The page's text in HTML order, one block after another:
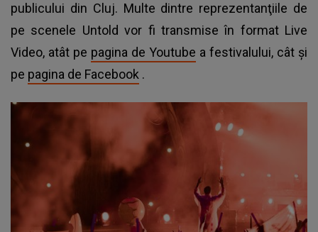
publicului din Cluj. Multe dintre reprezentanţiile de
pe scenele Untold vor fi transmise în format Live
Video, atât pe pagina de Youtube a festivalului, cât şi
pe pagina de Facebook .